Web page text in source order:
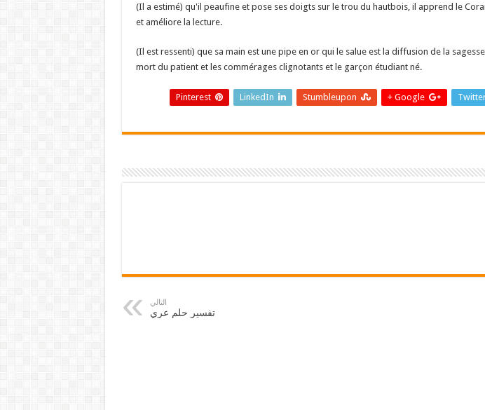
(Il a estimé) qu'il peaufine et pose ses doigts sur le trou du hautbois, il apprend le
et améliore la lecture.
(Il est ressenti) que sa main est une pipe en or qui le salue est la diffusion de la
mort du patient et les commérages clignotants et le garçon étudiant né.
Google +
Stumbleupon
LinkedIn
Pinterest
التالي
تفسير حلم عري